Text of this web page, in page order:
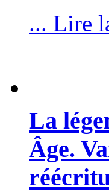
... Lire
La
Âge.